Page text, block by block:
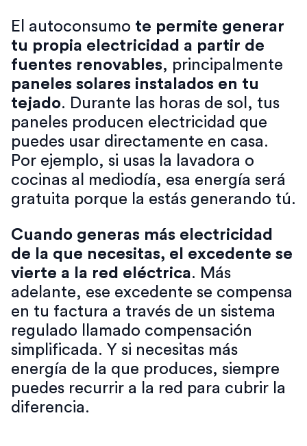
El autoconsumo te permite generar
tu propia electricidad a partir de
fuentes renovables, principalmente
paneles solares instalados en tu
tejado. Durante las horas de sol, tus
paneles producen electricidad que
puedes usar directamente en casa.
Por ejemplo, si usas la lavadora o
cocinas al mediodía, esa energía será
gratuita porque la estás generando tú.
Cuando generas más electricidad
de la que necesitas, el excedente se
vierte a la red eléctrica. Más
adelante, ese excedente se compensa
en tu factura a través de un sistema
regulado llamado compensación
simplificada. Y si necesitas más
energía de la que produces, siempre
puedes recurrir a la red para cubrir la
diferencia.